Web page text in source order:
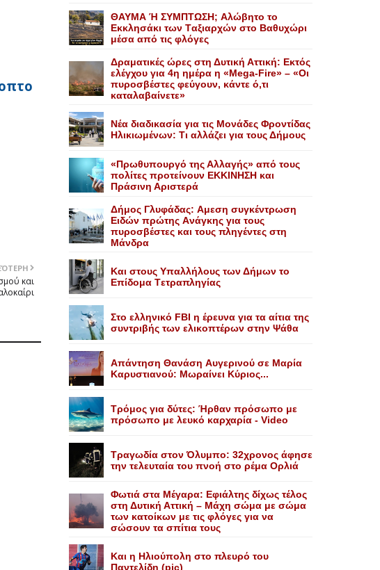
και
ΘΑΥΜΑ Ή ΣΥΜΠΤΩΣΗ; Aλώβητο το
Eκκλησάκι των Tαξιαρχών στο Bαθυχώρι
μέσα από τις φλόγες
Δραματικές ώρες στη Δυτική Αττική: Εκτός
ελέγχου για 4η ημέρα η «Mega-Fire» – «Οι
πυροσβέστες φεύγουν, κάντε ό,τι
καταλαβαίνετε»
Nέα διαδικασία για τις Mονάδες Φροντίδας
Hλικιωμένων: Tι αλλάζει για τους Δήμους
«Πρωθυπουργό της Αλλαγής» από τους
πολίτες προτείνουν EKKINHΣΗ και
Πράσινη Αριστερά
Δήμος Γλυφάδας: Aμεση συγκέντρωση
Eιδών πρώτης Aνάγκης για τους
πυροσβέστες και τους πληγέντες στη
Mάνδρα
Kαι στους Yπαλλήλους των Δήμων το
Eπίδομα Tετραπληγίας
Στο ελληνικό FBI η έρευνα για τα αίτια της
συντριβής των ελικοπτέρων στην Ψάθα
Aπάντηση Θανάση Aυγερινού σε Mαρία
Kαρυστιανού: Mωραίνει Kύριος...
Τρόμος για δύτες: Ήρθαν πρόσωπο με
πρόσωπο με λευκό καρχαρία - Video
Τραγωδία στον Όλυμπο: 32χρονος άφησε
την τελευταία του πνοή στο ρέμα Ορλιά
Φωτιά στα Μέγαρα: Εφιάλτης δίχως τέλος
στη Δυτική Αττική – Μάχη σώμα με σώμα
των κατοίκων με τις φλόγες για να
σώσουν τα σπίτια τους
Και η Ηλιούπολη στο πλευρό του
Παντελίδη (pic)